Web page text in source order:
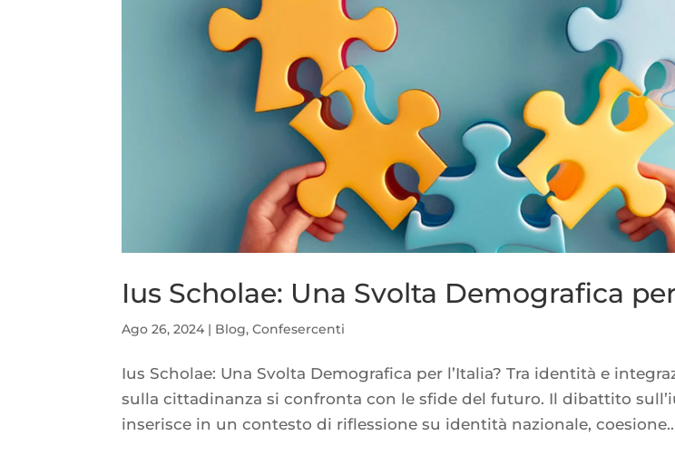
Ius Scholae: Una Svolta Demografica
Ago 26, 2024 | Blog,Confesercenti
Ius Scholae: Una Svolta Demografica per l’Italia? Tra identità e
sulla cittadinanza si confronta con le sfide del futuro. Il dibattito
inserisce in un contesto di riflessione su identità nazionale,